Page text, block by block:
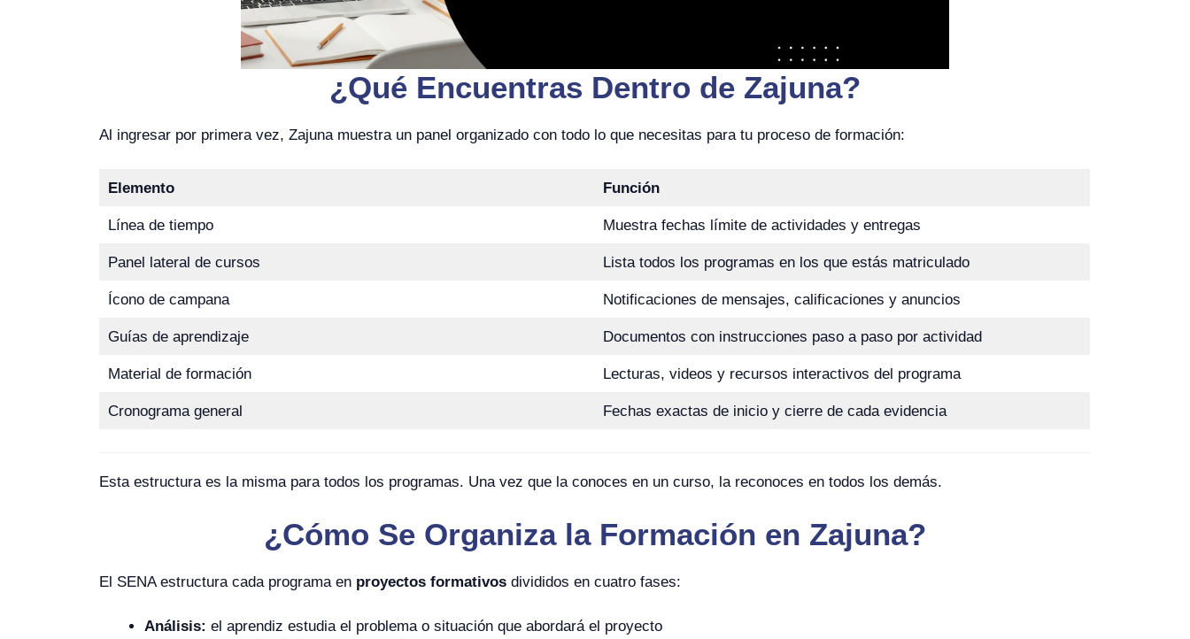
¿Qué Encuentras Dentro de Zajuna?
Al ingresar por primera vez, Zajuna muestra un panel organizado con todo lo que necesitas para tu proceso de formación:
Elemento Función
Línea de tiempo Muestra fechas límite de actividades y entregas
Panel lateral de cursos Lista todos los programas en los que estás matriculado
Ícono de campana Notificaciones de mensajes, calificaciones y anuncios
Guías de aprendizaje Documentos con instrucciones paso a paso por actividad
Material de formación Lecturas, videos y recursos interactivos del programa
Cronograma general Fechas exactas de inicio y cierre de cada evidencia
Esta estructura es la misma para todos los programas. Una vez que la conoces en un curso, la reconoces en todos los demás.
¿Cómo Se Organiza la Formación en Zajuna?
El SENA estructura cada programa en proyectos formativos divididos en cuatro fases:
Análisis: el aprendiz estudia el problema o situación que abordará el proyecto